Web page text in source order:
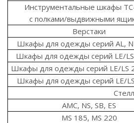
Инструментальные шкафы
с полками/выдвижными
Верстаки
Шкафы для одежды серий AL,
Шкафы для одежды серий LE/
Шкафы для одежды серий LE/LS
Шкафы для одежды серий LE/
АМС, NS, SB, ES
MS 185, MS 220